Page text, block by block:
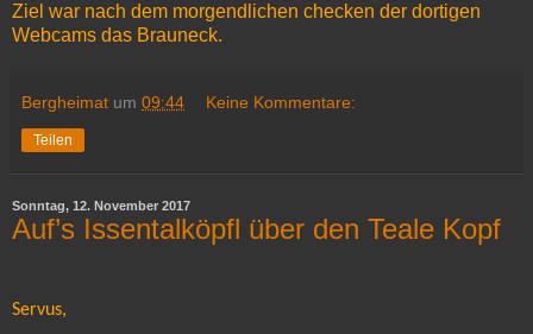
Ziel war nach dem morgendlichen checken der dortigen
Webcams das Brauneck.
Bergheimat um 09:44 Keine Kommentare:
Teilen
Sonntag, 12. November 2017
Auf’s Issentalköpfl über den Teale Kopf
Servus,